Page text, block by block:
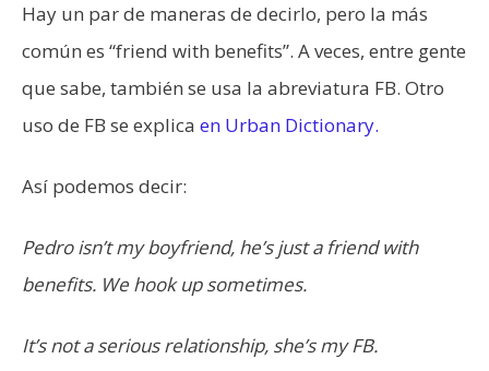
Hay un par de maneras de decirlo, pero la más
común es “friend with benefits”. A veces, entre gente
que sabe, también se usa la abreviatura FB. Otro
uso de FB se explica en Urban Dictionary.
Así podemos decir:
Pedro isn’t my boyfriend, he’s just a friend with
benefits. We hook up sometimes.
It’s not a serious relationship, she’s my FB.